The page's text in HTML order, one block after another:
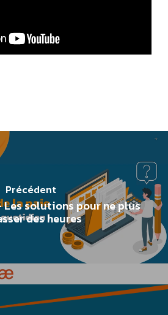
Précédent
Les solutions pour ne plus
des heures